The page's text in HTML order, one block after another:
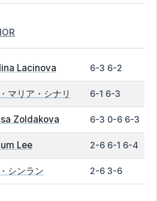
Lacinova 6-3 6-2
マリア・シナリ 6-1 6-3
Zoldakova 6-3 0-6 6-3
Lee 2-6 6-1 6-4
シンラン 2-6 3-6